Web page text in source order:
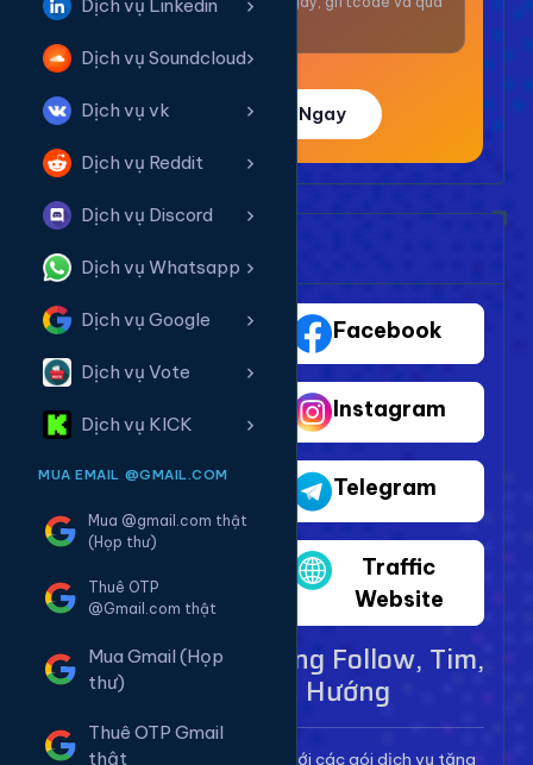
Dịch vụ Linkedin
Dịch vụ Soundcloud
Dịch vụ vk
Dịch vụ Reddit
Dịch vụ Discord
Dịch vụ Whatsapp
Dịch vụ Google
Dịch vụ Vote
Dịch vụ KICK
MUA EMAIL @GMAIL.COM
Mua @gmail.com thật
(Họp thư)
Thuê OTP
@Gmail.com thật
Mua Gmail (Họp
thư)
Thuê OTP Gmail
thật
Trải Nghiệm Ngay
TikTok Facebook
Instagram
Shopee Telegram
Traffic
Website
Dịch Vụ TikTok - Tăng Follow, Tim,
View Lên Xu Hướng
Bùng nổ kênh TikTok của bạn với các gói dịch vụ tăng